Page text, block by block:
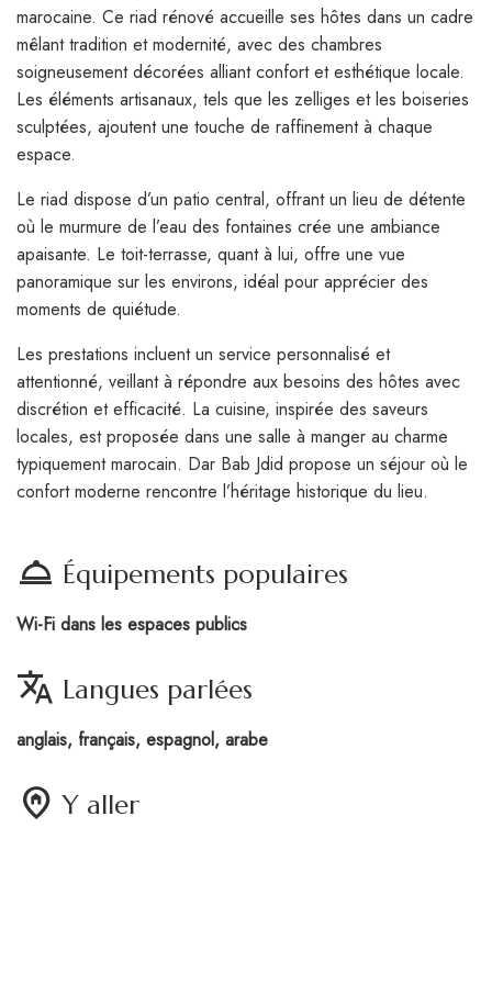
marocaine. Ce riad rénové accueille ses hôtes dans un cadre
mêlant tradition et modernité, avec des chambres
soigneusement décorées alliant confort et esthétique locale.
Les éléments artisanaux, tels que les zelliges et les boiseries
sculptées, ajoutent une touche de raffinement à chaque
espace.
Le riad dispose d’un patio central, offrant un lieu de détente
où le murmure de l’eau des fontaines crée une ambiance
apaisante. Le toit-terrasse, quant à lui, offre une vue
panoramique sur les environs, idéal pour apprécier des
moments de quiétude.
Les prestations incluent un service personnalisé et
attentionné, veillant à répondre aux besoins des hôtes avec
discrétion et efficacité. La cuisine, inspirée des saveurs
locales, est proposée dans une salle à manger au charme
typiquement marocain. Dar Bab Jdid propose un séjour où le
confort moderne rencontre l’héritage historique du lieu.
room_service Équipements populaires
Wi-Fi dans les espaces publics
translate Langues parlées
anglais, français, espagnol, arabe
home_pin Y aller